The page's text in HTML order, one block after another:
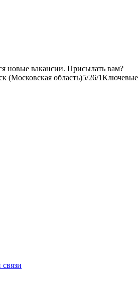
новые вакансии. Присылать вам?
(Московская область)5/26/1Ключевые